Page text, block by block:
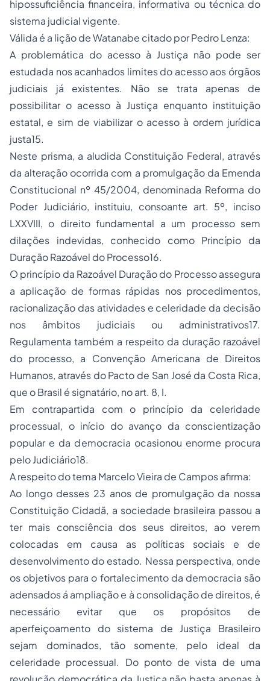
hipossuficiência financeira, informativa ou técnica do
sistema judicial vigente.
Válida é a lição de Watanabe citado por Pedro Lenza:
A problemática do acesso à Justiça não pode ser
estudada nos acanhados limites do acesso aos órgãos
judiciais já existentes. Não se trata apenas de
possibilitar o acesso à Justiça enquanto instituição
estatal, e sim de viabilizar o acesso à ordem jurídica
justa15.
Neste prisma, a aludida Constituição Federal, através
da alteração ocorrida com a promulgação da Emenda
Constitucional nº 45/2004, denominada Reforma do
Poder Judiciário, instituiu, consoante art. 5º, inciso
LXXVIII, o direito fundamental a um processo sem
dilações indevidas, conhecido como Princípio da
Duração Razoável do Processo16.
O princípio da Razoável Duração do Processoassegura
a aplicação de formas rápidas nos procedimentos,
racionalização das atividades e celeridade da decisão
nos âmbitos judiciais ou administrativos17.
Regulamenta também a respeito da duração razoável
do processo, a Convenção Americana de Direitos
Humanos, através do Pacto de San José da Costa Rica,
que o Brasil é signatário, no art. 8, I.
Em contrapartida com o princípio da celeridade
processual, o início do avanço da conscientização
popular e da democracia ocasionou enorme procura
pelo Judiciário18.
A respeito do tema Marcelo Vieira de Campos afirma:
Ao longo desses 23 anos de promulgação da nossa
Constituição Cidadã, a sociedade brasileira passou a
ter mais consciência dos seus direitos, ao verem
colocadas em causa as políticas sociais e de
desenvolvimento do estado. Nessa perspectiva, onde
os objetivos para o fortalecimento da democracia são
adensados á ampliação e à consolidação de direitos, é
necessário evitar que os propósitos de
aperfeiçoamento do sistema de Justiça Brasileiro
sejam dominados, tão somente, pelo ideal da
celeridade processual. Do ponto de vista de uma